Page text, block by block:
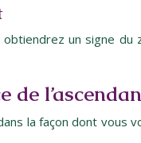
un signe
de
la façon dont